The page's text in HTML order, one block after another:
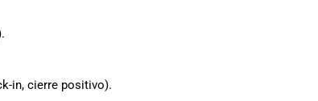
in, cierre positivo).